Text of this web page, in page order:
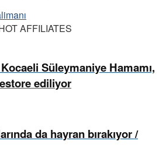
AFFILIATES
Süleymaniye Hamamı,
ediliyor
da hayran bırakıyor /